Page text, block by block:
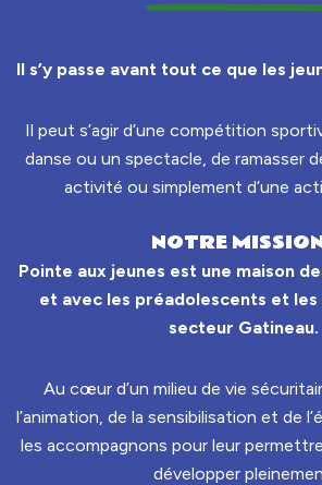
Il s’y passe avant tout ce que les
Il peut s’agir d’une compétition
danse ou un spectacle, de ramasser
activité ou simplement d’une
NOTRE
Pointe aux jeunes est une maison
et avec les préadolescents et
secteur Gatineau.
Au cœur d’un milieu de vie
l’animation, de la sensibilisation et de
les accompagnons pour leur
développer